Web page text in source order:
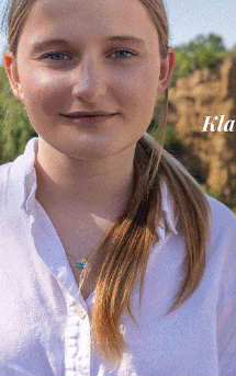
Cronaca 3 Agosto 2026
Scomparso da una
Fiorentino l’uomo
Levane nel 2020
Cronaca 4 Agosto 2026
Un anno fa la strage
Gianni, Giulia e
processo, lo stop ai